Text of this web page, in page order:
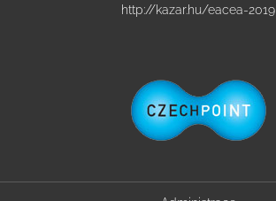
http://kazar.hu/eacea-2019